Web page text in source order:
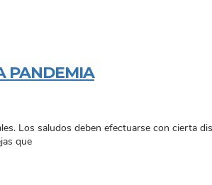
PANDEMIA
Los saludos deben efectuarse con cierta
que